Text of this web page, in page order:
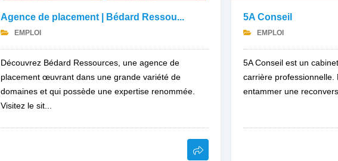
Agence de placement | Bédard Ressou...
EMPLOI
Découvrez Bédard Ressources, une agence de
placement œuvrant dans une grande variété de
domaines et qui possède une expertise renommée.
Visitez le sit...
5A Conseil
EMPLOI
5A Conseil est un
carrière professionnelle.
entammer une